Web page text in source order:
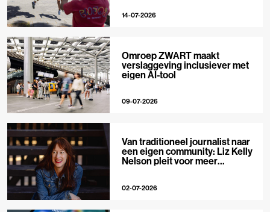
14-07-2026
Omroep ZWART maakt
verslaggeving inclusiever met
eigen AI-tool
09-07-2026
Van traditioneel journalist naar
een eigen community: Liz Kelly
Nelson pleit voor meer
02-07-2026